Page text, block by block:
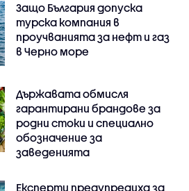
Защо България допуска
турска компания в
проучванията за нефт и газ
в Черно море
Държавата обмисля
гарантирани брандове за
родни стоки и специално
обозначение за
заведенията
Експерти предупредиха за